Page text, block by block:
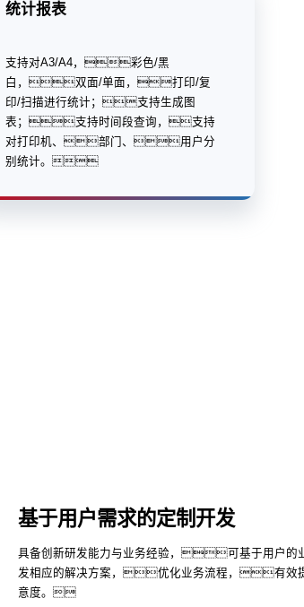
统计报表
支持对A3/A4，彩色/黑
白，双面/单面，打印/复
印/扫描进行统计；支持生成图
表；支持时间段查询，支持
对打印机、部门、用户分
别统计。
基于用户需求的定制开发
具备创新研发能力与业务经验，可基于用户的
发相应的解决方案，优化业务流程，有效
意度。